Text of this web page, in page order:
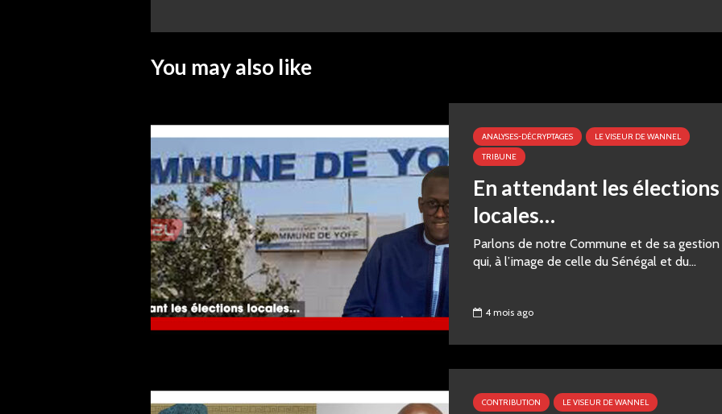
You may also like
ANALYSES-DÉCRYPTAGES
LE VISEUR DE WANNEL
TRIBUNE
En attendant les élections
locales…
‎Parlons de notre Commune et de sa gestion
qui, à l’image de celle du Sénégal et du...
4 mois ago
CONTRIBUTION LE VISEUR DE WANNEL